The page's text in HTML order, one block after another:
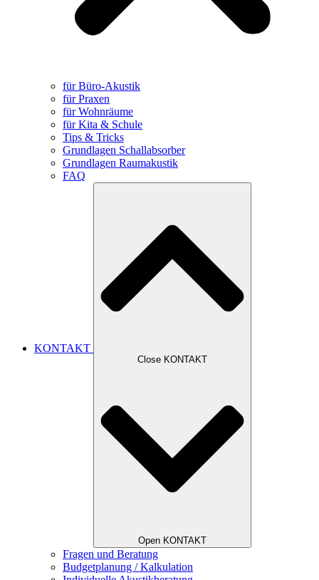
für Büro-Akustik
für Praxen
für Wohnräume
für Kita & Schule
Tips & Tricks
Grundlagen Schallabsorber
Grundlagen Raumakustik
FAQ
KONTAKT
Close KONTAKT
Open KONTAKT
Fragen und Beratung
Budgetplanung / Kalkulation